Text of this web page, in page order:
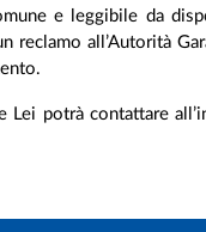
e leggibile da
all’Autorità
potrà contattare